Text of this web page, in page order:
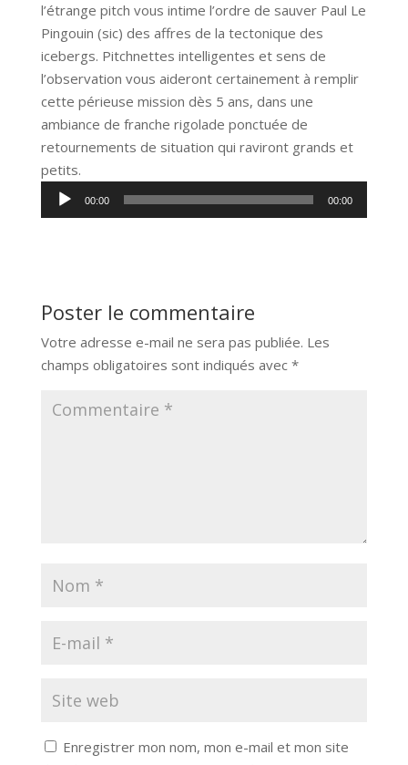
l’étrange pitch vous intime l’ordre de sauver Paul Le
Pingouin (sic) des affres de la tectonique des
icebergs. Pitchnettes intelligentes et sens de
l’observation vous aideront certainement à remplir
cette périeuse mission dès 5 ans, dans une
ambiance de franche rigolade ponctuée de
retournements de situation qui raviront grands et
petits.
Lecteur
audio
00:00 00:00
Poster le commentaire
Votre adresse e-mail ne sera pas publiée. Les
champs obligatoires sont indiqués avec *
Enregistrer mon nom, mon e-mail et mon site